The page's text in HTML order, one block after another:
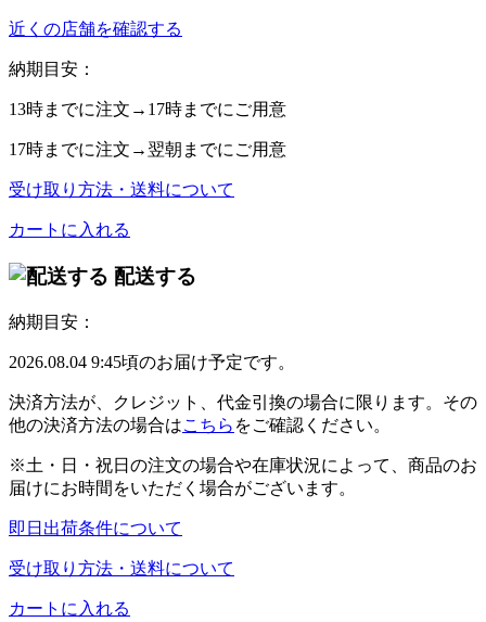
近くの店舗を確認する
納期目安：
13時までに注文→ 17時までにご用意
17時までに注文→ 翌朝 までにご用意
受け取り方法・送料について
カートに入れる
配送する
納期目安：
2026.08.04 9:45頃のお届け予定です。
決済方法が、クレジット、代金引換の場合に限ります。その
他の決済方法の場合はこちら をご確認ください。
※土・日・祝日の注文の場合や在庫状況によって、商品のお
届けにお時間をいただく場合がございます。
即日出荷条件について
受け取り方法・送料について
カートに入れる